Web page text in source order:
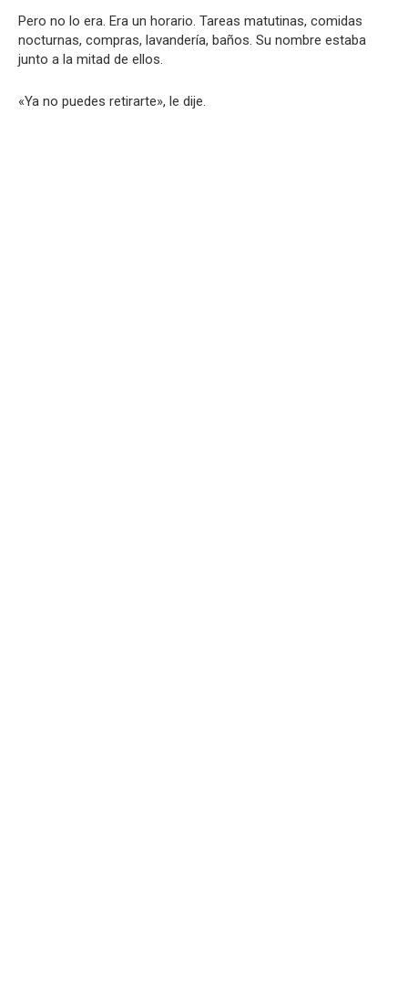
Pero no lo era. Era un horario. Tareas matutinas, comidas
nocturnas, compras, lavandería, baños. Su nombre estaba
junto a la mitad de ellos.
«Ya no puedes retirarte», le dije.